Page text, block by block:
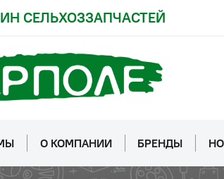
СЕЛЬХОЗЗАПЧАСТЕЙ
О КОМПАНИИ БРЕНДЫ